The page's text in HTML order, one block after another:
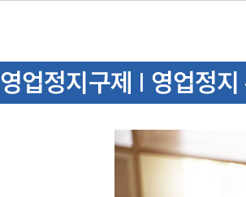
영업정지구제 | 영업정지